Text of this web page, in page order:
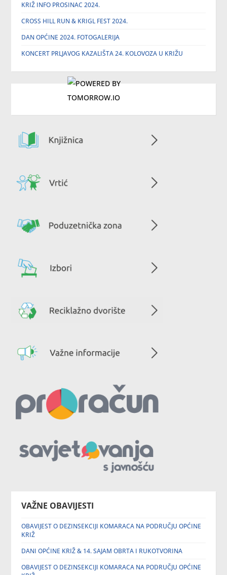
KRIŽ INFO PROSINAC 2024.
CROSS HILL RUN & KRIGL FEST 2024.
DAN OPĆINE 2024. FOTOGALERIJA
KONCERT PRLJAVOG KAZALIŠTA 24. KOLOVOZA U KRIŽU
VAŽNE OBAVIJESTI
OBAVIJEST O DEZINSEKCIJI KOMARACA NA PODRUČJU OPĆINE
KRIŽ
DANI OPĆINE KRIŽ & 14. SAJAM OBRTA I RUKOTVORINA
OBAVIJEST O DEZINSEKCIJI KOMARACA NA PODRUČJU OPĆINE